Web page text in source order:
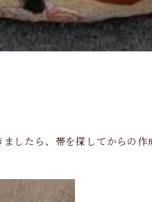
したら、帯を探してからの作